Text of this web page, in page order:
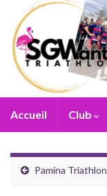
Accueil Club
Pamina